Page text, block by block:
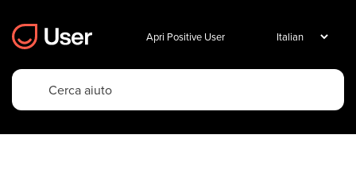
Apri Positive User